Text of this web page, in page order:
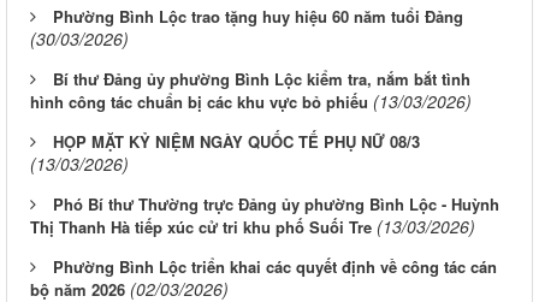
Phường Bình Lộc trao tặng huy hiệu 60 năm tuổi Đảng
(30/03/2026)
Bí thư Đảng ủy phường Bình Lộc kiểm tra, nắm bắt tình
hình công tác chuẩn bị các khu vực bỏ phiếu (13/03/2026)
HỌP MẶT KỶ NIỆM NGÀY QUỐC TẾ PHỤ NỮ 08/3
(13/03/2026)
Phó Bí thư Thường trực Đảng ủy phường Bình Lộc - Huỳnh
Thị Thanh Hà tiếp xúc cử tri khu phố Suối Tre (13/03/2026)
Phường Bình Lộc triển khai các quyết định về công tác cán
bộ năm 2026 (02/03/2026)